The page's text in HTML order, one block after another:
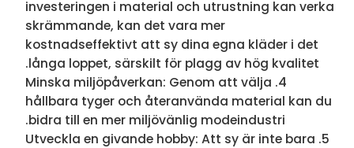
investeringen i material och utrustning kan verka
skrämmande, kan det vara mer
kostnadseffektivt att sy dina egna kläder i det
långa loppet, särskilt för plagg av hög kvalitet.
Minska miljöpåverkan: Genom att välja
hållbara tyger och återanvända material kan du
bidra till en mer miljövänlig modeindustri.
Utveckla en givande hobby: Att sy är inte bara